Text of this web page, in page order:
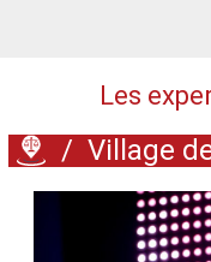
Les
/ Village